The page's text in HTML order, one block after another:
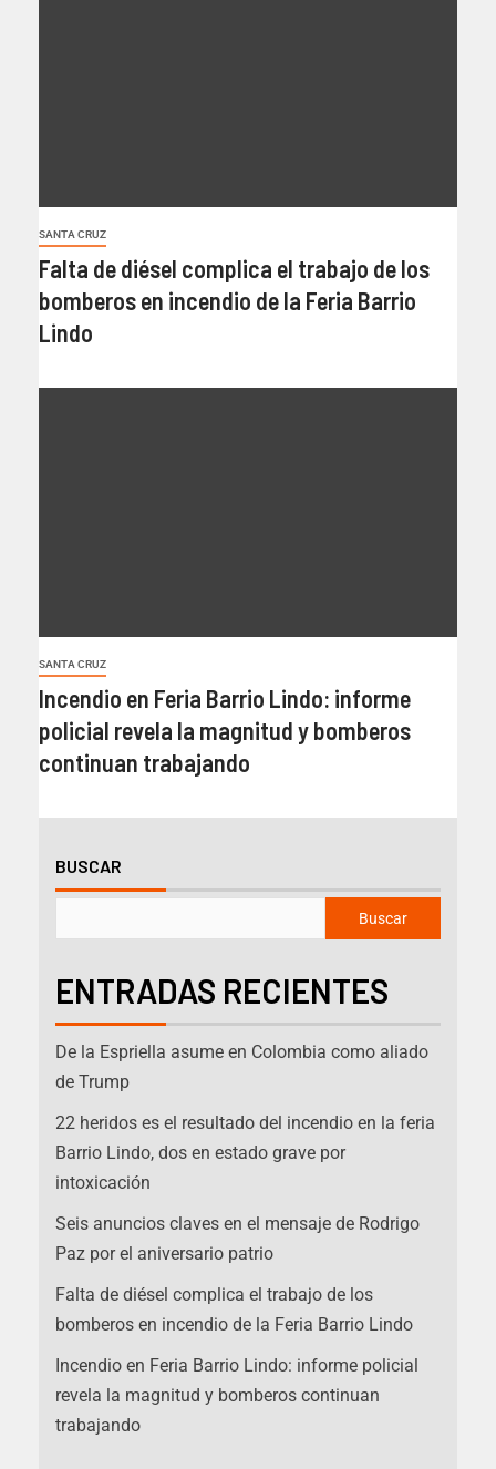
SANTA CRUZ
Falta de diésel complica el trabajo de los
bomberos en incendio de la Feria Barrio
Lindo
SANTA CRUZ
Incendio en Feria Barrio Lindo: informe
policial revela la magnitud y bomberos
continuan trabajando
BUSCAR
Buscar
ENTRADAS RECIENTES
De la Espriella asume en Colombia como aliado
de Trump
22 heridos es el resultado del incendio en la feria
Barrio Lindo, dos en estado grave por
intoxicación
Seis anuncios claves en el mensaje de Rodrigo
Paz por el aniversario patrio
Falta de diésel complica el trabajo de los
bomberos en incendio de la Feria Barrio Lindo
Incendio en Feria Barrio Lindo: informe policial
revela la magnitud y bomberos continuan
trabajando